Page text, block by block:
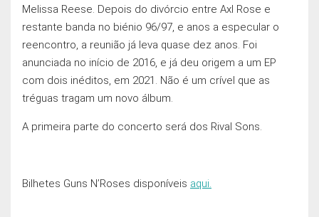
Melissa Reese. Depois do divórcio entre Axl Rose e
restante banda no biénio 96/97, e anos a especular o
reencontro, a reunião já leva quase dez anos. Foi
anunciada no início de 2016, e já deu origem a um EP
com dois inéditos, em 2021. Não é um crível que as
tréguas tragam um novo álbum.
A primeira parte do concerto será dos Rival Sons.
Bilhetes Guns N’Roses disponíveis aqui.